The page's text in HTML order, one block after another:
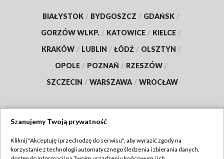
BIAŁYSTOK / BYDGOSZCZ / GDAŃSK /
GORZÓW WLKP. / KATOWICE / KIELCE /
KRAKÓW / LUBLIN / ŁÓDŹ / OLSZTYN /
OPOLE / POZNAŃ / RZESZÓW /
SZCZECIN / WARSZAWA / WROCŁAW
TVP
Szanujemy Twoją prywatność
Kliknij "Akceptuję i przechodzę do serwisu", aby wyrazić zgody na
korzystanie z technologii automatycznego śledzenia i zbierania danych,